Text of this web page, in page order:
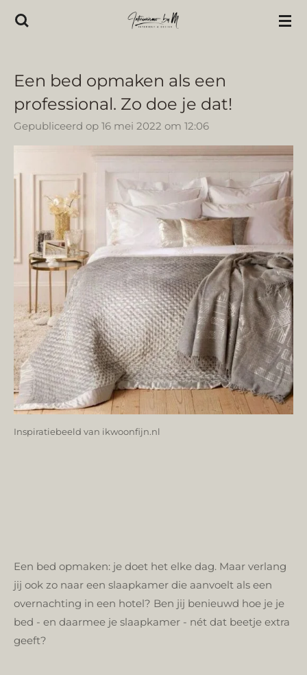
Ga
hoofdinhoud
Een bed opmaken als een
professional. Zo doe je dat!
Gepubliceerd op 16 mei 2022 om 12:06
Inspiratiebeeld van ikwoonfijn.nl
Een bed opmaken: je doet het elke dag. Maar verlang
jij ook zo naar een slaapkamer die aanvoelt als een
overnachting in een hotel? Ben jij benieuwd hoe je je
bed - en daarmee je slaapkamer - nét dat beetje extra
geeft?